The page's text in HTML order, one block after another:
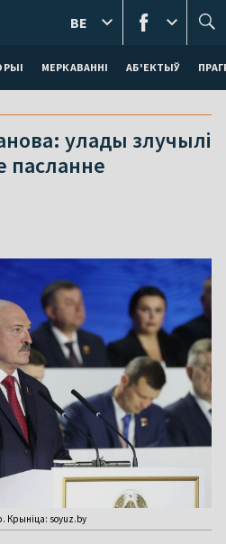
МЕРКАВАННI АБ'ЕКТЫЎ
BE
улады злучылі
пасланне
Крыніца: soyuz.by